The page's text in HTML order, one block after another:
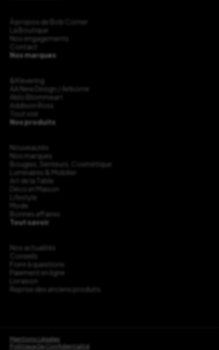
À propos de Bob Corner
La Boutique
Nos engagements
Contact
Nos marques
&Klevering
AA New Design / Airborne
Ablo Blommeart
Addison Ross
Tout voir
Nos produits
Nouveautés
Nos marques
Bougies, Senteurs, Cosmétique
Luminaires & Mobilier
Art de la Table
Déco et Maison
Lifestyle
Mode
Bonnes affaires
Tout savoir
Nos actualités
Conseils
Foire à questions
Paiement en ligne
Livraison
Reprise des anciens produits
Mentions Légales
Politique De Confidentialité